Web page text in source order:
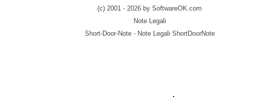
(c) 2001 - 2026 by SoftwareOK.com
Note Legali
Short-Door-Note - Note Legali ShortDoorNote